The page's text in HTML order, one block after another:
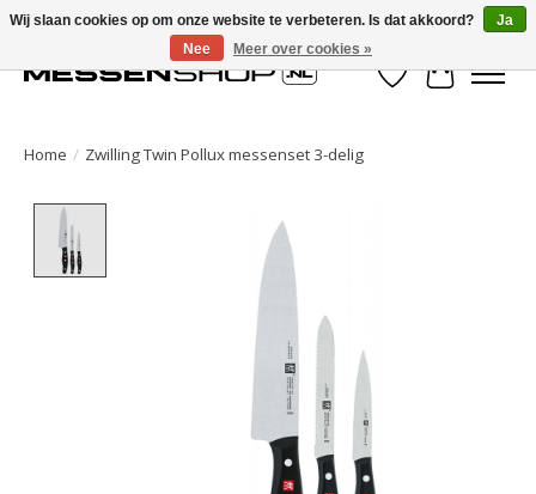
Verlanglijst
Home / Zwilling Twin Pollux messenset 3-delig
Product image slideshow Items
Wij slaan cookies op om onze website te verbeteren. Is dat akkoord?
Ja
Nee
Meer over cookies »